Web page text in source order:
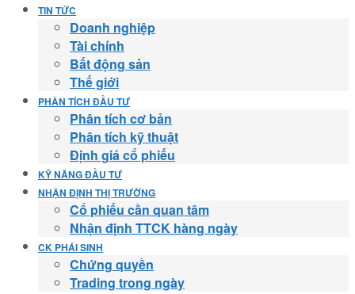
TIN TỨC
Doanh nghiệp
Tài chính
Bất động sản
Thế giới
PHÂN TÍCH ĐẦU TƯ
Phân tích cơ bản
Phân tích kỹ thuật
Định giá cổ phiếu
KỸ NĂNG ĐẦU TƯ
NHẬN ĐỊNH THỊ TRƯỜNG
Cổ phiếu cần quan tâm
Nhận định TTCK hàng ngày
CK PHÁI SINH
Chứng quyền
Trading trong ngày